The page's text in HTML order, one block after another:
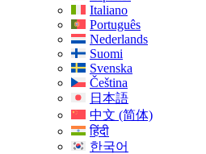
Italiano
Português
Nederlands
Suomi
Svenska
Čeština
日本語
中文 (简体)
हिंदी
한국어